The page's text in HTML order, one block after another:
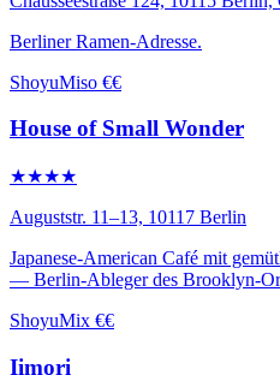
Berliner Ramen-Adresse.
ShoyuMiso €€
House of Small Wonder
★★★★
Auguststr. 11–13, 10117 Berlin
Japanese-American Café mit
— Berlin-Ableger des Brooklyn-
ShoyuMix €€
Iimori